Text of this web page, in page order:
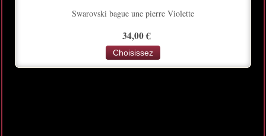
Swarovski bague une pierre Violette
34,00 €
Choisissez